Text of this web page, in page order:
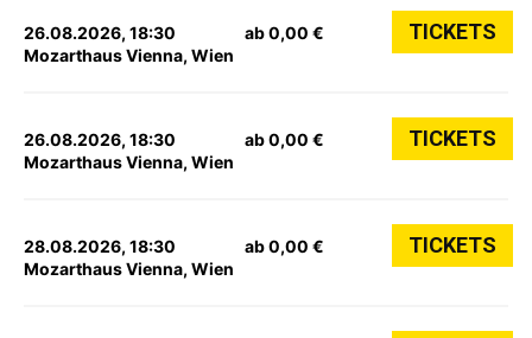
26.08.2026, 18:30
Mozarthaus Vienna, Wien
ab 0,00 € TICKETS
26.08.2026, 18:30
Mozarthaus Vienna, Wien
ab 0,00 € TICKETS
28.08.2026, 18:30
Mozarthaus Vienna, Wien
ab 0,00 € TICKETS